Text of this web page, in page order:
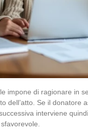
impone di ragionare in
dell’atto. Se il donatore
interviene